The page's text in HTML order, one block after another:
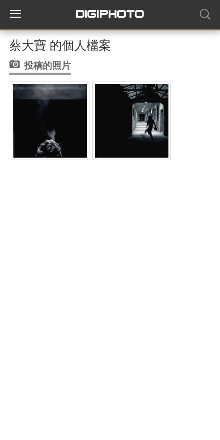
蔡大寶 的個人檔案
投稿的照片